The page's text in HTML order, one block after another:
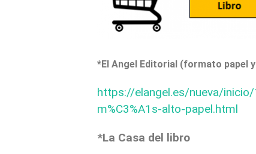
*El Angel Editorial (formato papel
https://elangel.es/nueva/inicio/
m%C3%A1s-alto-papel.html
*La Casa del libro